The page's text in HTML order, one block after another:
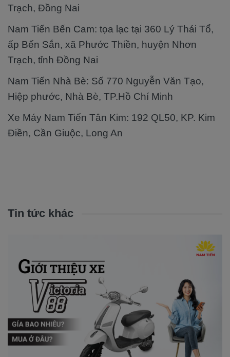
Trạch, Đồng Nai
Nam Tiến Bến Cam: tọa lạc tại 360 Lý Thái Tổ,
ấp Bến Sắn, xã Phước Thiền, huyện Nhơn
Trạch, tỉnh Đồng Nai
Nam Tiến Nhà Bè: Số 770 Nguyễn Văn Tạo,
Hiệp phước, Nhà Bè, TP.Hồ Chí Minh
Xe Máy Nam Tiến Tân Kim: 192 QL50, KP. Kim
Điền, Cần Giuộc, Long An
Tin tức khác